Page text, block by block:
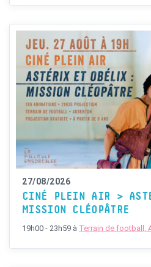
27/08/2026
CINÉ PLEIN AIR >
MISSION CLÉOPÂTRE
19h00 - 23h59 à Terrain de football,